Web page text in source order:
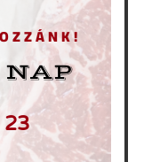
23